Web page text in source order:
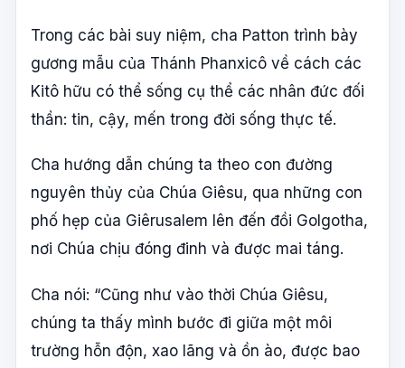
Trong các bài suy niệm, cha Patton trình bày
gương mẫu của Thánh Phanxicô về cách các
Kitô hữu có thể sống cụ thể các nhân đức đối
thần: tin, cậy, mến trong đời sống thực tế.
Cha hướng dẫn chúng ta theo con đường
nguyên thủy của Chúa Giêsu, qua những con
phố hẹp của Giêrusalem lên đến đồi Golgotha,
nơi Chúa chịu đóng đinh và được mai táng.
Cha nói: “Cũng như vào thời Chúa Giêsu,
chúng ta thấy mình bước đi giữa một môi
trường hỗn độn, xao lãng và ồn ào, được bao